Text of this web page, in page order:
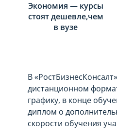
Экономия — курсы
стоят дешевле,чем
в вузе
В
дистанционном
графику, в конце
диплом о
скорости обучения